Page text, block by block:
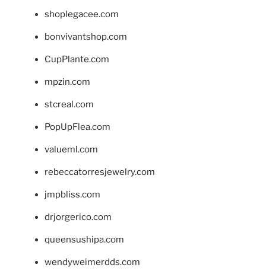
shoplegacee.com
bonvivantshop.com
CupPlante.com
mpzin.com
stcreal.com
PopUpFlea.com
valueml.com
rebeccatorresjewelry.com
jmpbliss.com
drjorgerico.com
queensushipa.com
wendyweimerdds.com